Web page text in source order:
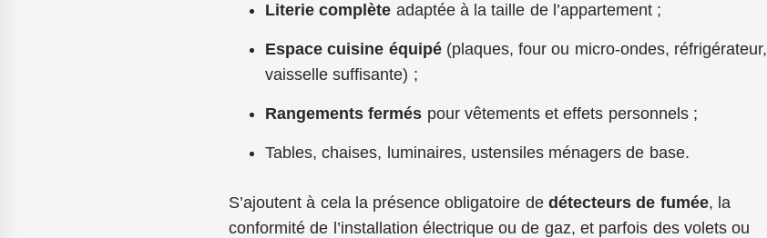
Literie complète adaptée à la taille de l’appartement ;
Espace cuisine équipé(plaques, four ou micro-ondes, réfrigérateur,
vaisselle suffisante) ;
Rangements fermés pour vêtements et effets personnels ;
Tables, chaises, luminaires, ustensiles ménagers de base.
S’ajoutent à cela la présence obligatoire dedétecteurs de fumée, la
conformité de l’installation électrique ou de gaz, et parfois des volets ou